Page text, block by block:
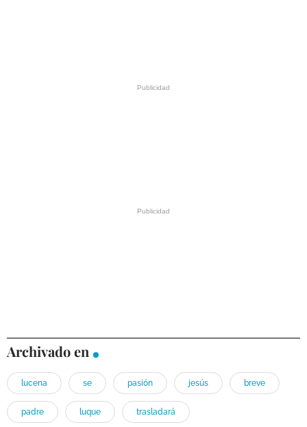
Archivado en
lucena se pasión jesús breve
padre luque trasladará